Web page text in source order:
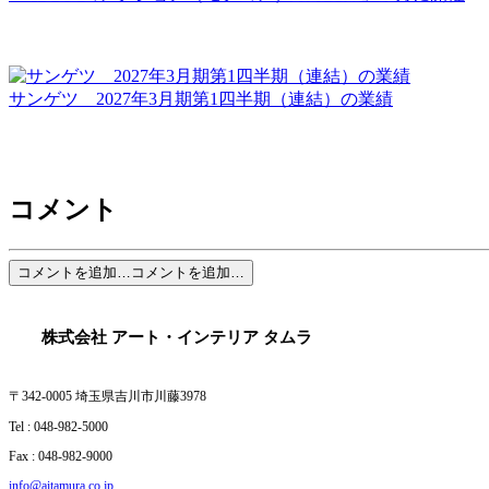
サンゲツ 2027年3月期第1四半期（連結）の業績
コメント
コメントを追加… コメントを追加…
株式会社 アート・インテリア
〒342-0005 埼玉県吉川市川藤3978
Tel : 048-982-5000
Fax : 048-982-9000
info@aitamura.co.jp